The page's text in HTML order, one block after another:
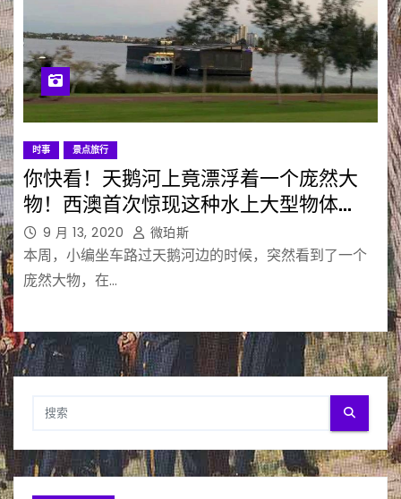
时事 景点旅行
你快看！天鹅河上竟漂浮着一个庞然大
物！西澳首次惊现这种水上大型物体…
9 月 13, 2020 微珀斯
本周，小编坐车路过天鹅河边的时候，突然看到了一个
庞然大物，在…